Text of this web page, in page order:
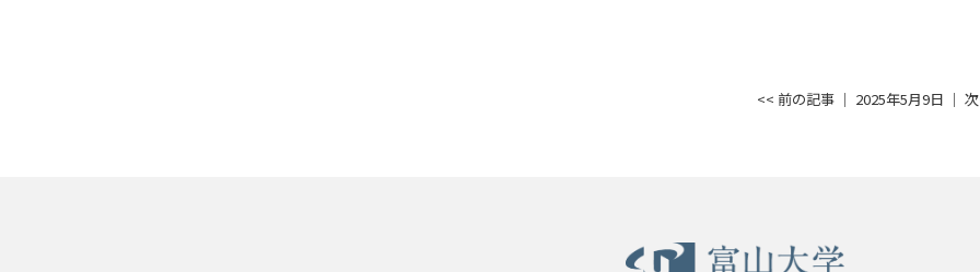
<< 前の記事│ 2025年5月9日 │